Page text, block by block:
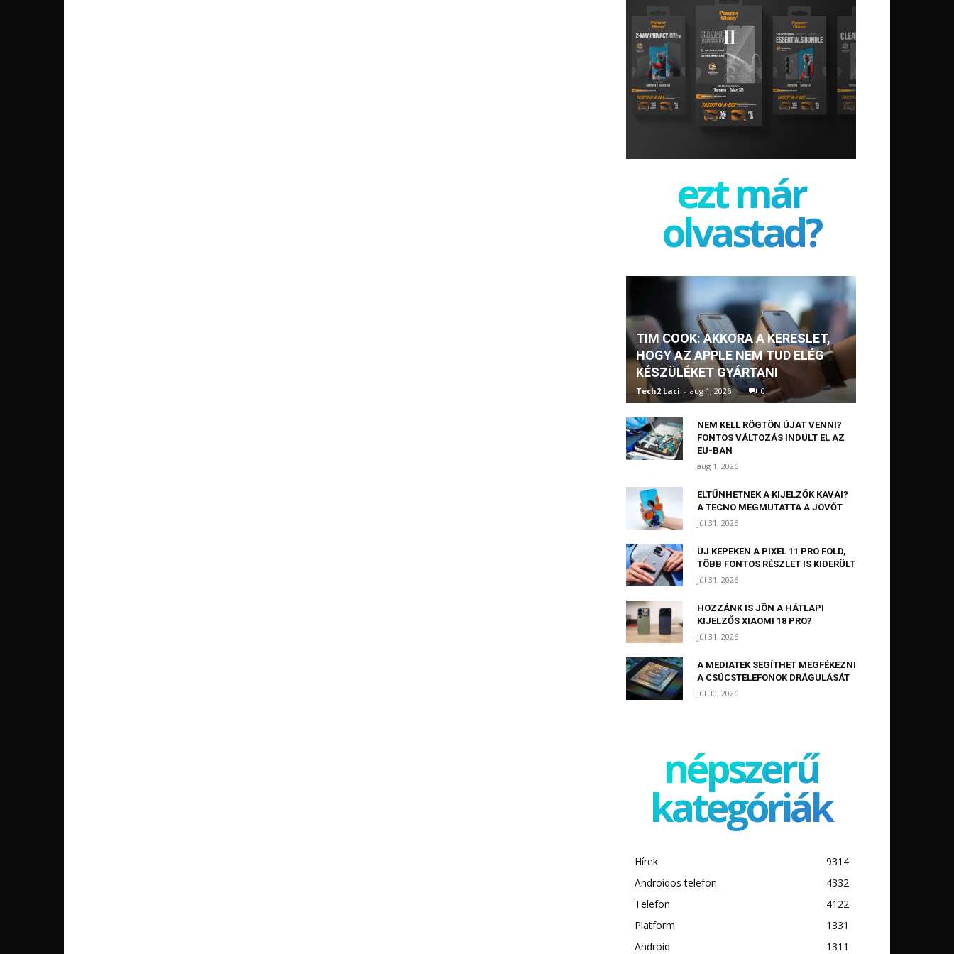
ezt már
olvastad?
TIM COOK: AKKORA A KERESLET,
HOGY AZ APPLE NEM TUD ELÉG
KÉSZÜLÉKET GYÁRTANI
Tech2 Laci - aug 1, 2026 0
NEM KELL RÖGTÖN ÚJAT VENNI?
FONTOS VÁLTOZÁS INDULT EL AZ
EU-BAN
aug 1, 2026
ELTŰNHETNEK A KIJELZŐK KÁVÁI?
A TECNO MEGMUTATTA A JÖVŐT
júl 31, 2026
ÚJ KÉPEKEN A PIXEL 11 PRO FOLD,
TÖBB FONTOS RÉSZLET IS KIDERÜLT
júl 31, 2026
HOZZÁNK IS JÖN A HÁTLAPI
KIJELZŐS XIAOMI 18 PRO?
júl 31, 2026
A MEDIATEK SEGÍTHET MEGFÉKEZNI
A CSÚCSTELEFONOK DRÁGULÁSÁT
júl 30, 2026
népszerű
kategóriák
Hírek
9314
Androidos telefon
4332
Telefon
4122
Platform
1331
Android
1311